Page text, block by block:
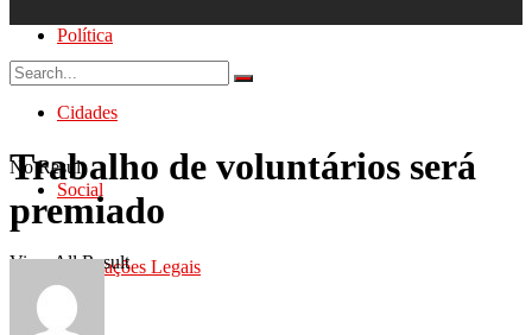
Política
Cidades
Social
Publicações Legais
No Result
View All Result
Trabalho de voluntários será
premiado